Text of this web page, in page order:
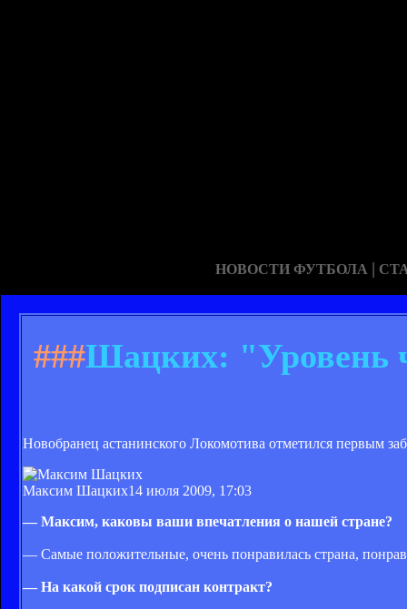
НОВОСТИ ФУТБОЛА |
###Шацких: "Уровень
Новобранец астанинского Локомотива отметился первым
Максим Шацких14 июля 2009, 17:03
— Максим, каковы ваши впечатления о нашей стране?
— Самые положительные, очень понравилась страна,
— На какой срок подписан контракт?